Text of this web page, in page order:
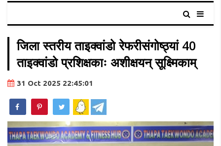
जिला स्तरीय ताइक्वांडो रेफरीसंगोष्ठ्यां 40
ताइक्वांडो प्रशिक्षकाः अशीक्षयन् सूक्ष्मिकाम्
31 Oct 2025 22:45:01